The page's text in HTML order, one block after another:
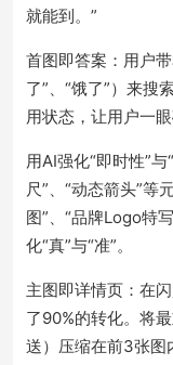
就能到。”
首图即答案：用户
了”、“饿了”）来搜
用状态，让用户一眼
用AI强化“即时性”
尺”、“动态箭头”等
图”、“品牌Logo特
化“真”与“准”。
主图即详情页：在
了90%的转化。将
送）压缩在前3张图